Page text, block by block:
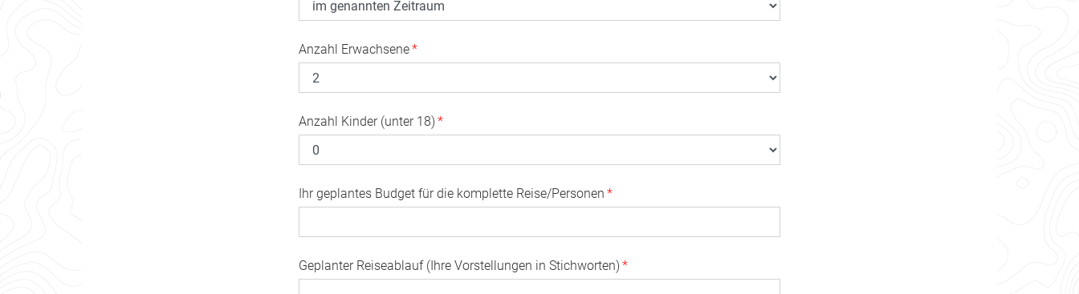
Anzahl Erwachsene*
Anzahl Kinder (unter 18) *
Ihr geplantes Budget für die komplette Reise/Personen *
Geplanter Reiseablauf (Ihre Vorstellungen in Stichworten) *